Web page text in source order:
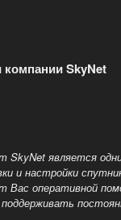
компании SkyNet
SkyNet является
и настройки
Вас оперативной